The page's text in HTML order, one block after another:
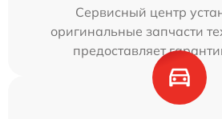
Сервисный центр
оригинальные запчасти
предоставляет